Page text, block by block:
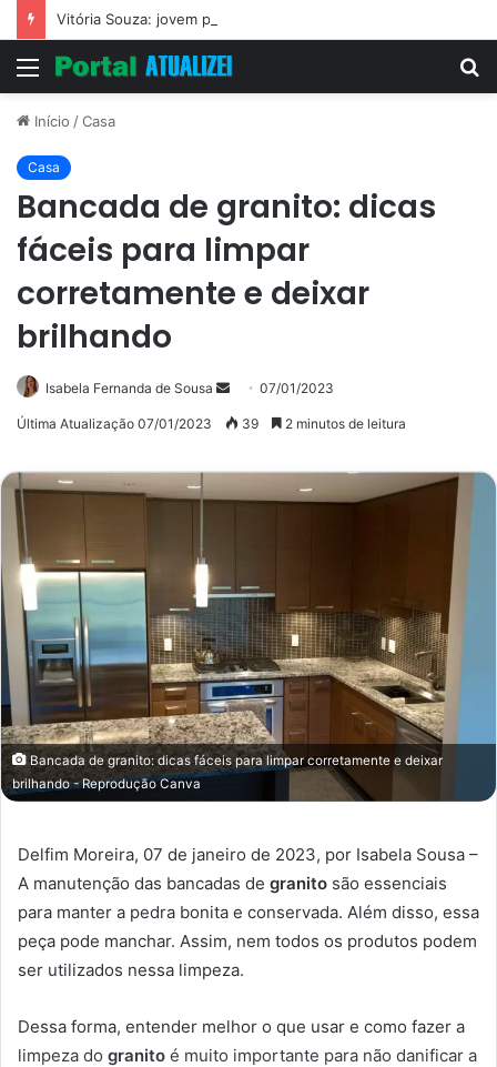
Menu
Início /Casa
Casa
Bancada de granito: dicas
fáceis para limpar
corretamente e deixar
brilhando
Isabela Fernanda de Sousa
Mande
um
07/01/2023
Última Atualização 07/01/2023 39 2 minutos de leitura
Bancada de granito: dicas fáceis para limpar corretamente e deixar
brilhando - Reprodução Canva
Delfim Moreira, 07 de janeiro de 2023, por Isabela Sousa –
A manutenção das bancadas de granito são essenciais
para manter a pedra bonita e conservada. Além disso, essa
peça pode manchar. Assim, nem todos os produtos podem
ser utilizados nessa limpeza.
Dessa forma, entender melhor o que usar e como fazer a
limpeza do granito é muito importante para não danificar a